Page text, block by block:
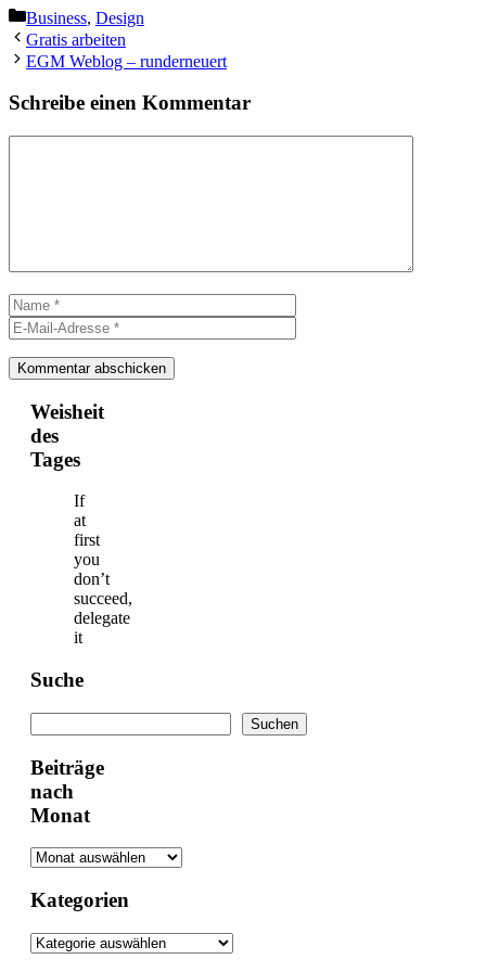
Kategorien
Business, Design
Gratis arbeiten
EGM Weblog – runderneuert
Schreibe einen Kommentar
Name
Mail-
Adresse
Weisheit
des
Tages
If
at
first
you
don’t
succeed,
delegate
it
Suche
Suchen
Beiträge
nach
Monat
Kategorien